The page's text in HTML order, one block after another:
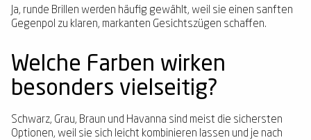
Ja, runde Brillen werden häufig gewählt, weil sie einen sanften
Gegenpol zu klaren, markanten Gesichtszügen schaffen.
Welche Farben wirken
besonders vielseitig?
Schwarz, Grau, Braun und Havanna sind meist die sichersten
Optionen, weil sie sich leicht kombinieren lassen und je nach